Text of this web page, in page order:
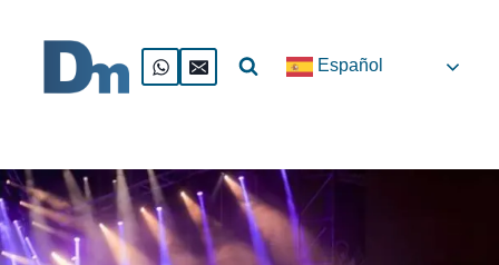
contenido
Español